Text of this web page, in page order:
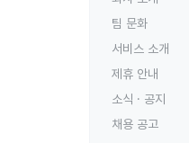
팀 문화
서비스 소개
제휴 안내
소식 · 공지
채용 공고